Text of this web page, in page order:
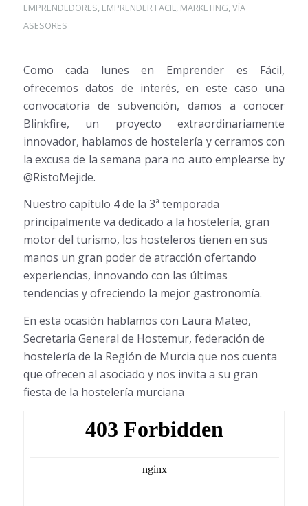
EMPRENDEDORES, EMPRENDER FACIL, MARKETING,VÍA
ASESORES
Como cada lunes en Emprender es Fácil,
ofrecemos datos de interés, en este caso una
convocatoria de subvención, damos a conocer
Blinkfire, un proyecto extraordinariamente
innovador, hablamos de hostelería y cerramos con
la excusa de la semana para no auto emplearse by
@RistoMejide.
Nuestro capítulo 4 de la 3ª temporada
principalmente va dedicado a la hostelería, gran
motor del turismo, los hosteleros tienen en sus
manos un gran poder de atracción ofertando
experiencias, innovando con las últimas
tendencias y ofreciendo la mejor gastronomía.
En esta ocasión hablamos con Laura Mateo,
Secretaria General de Hostemur, federación de
hostelería de la Región de Murcia que nos cuenta
que ofrecen al asociado y nos invita a su gran
fiesta de la hostelería murciana